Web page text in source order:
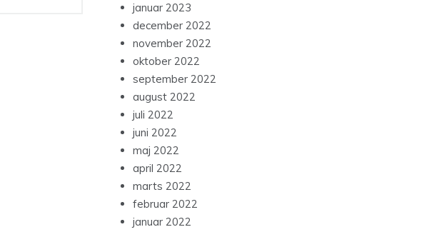
januar 2023
december 2022
november 2022
oktober 2022
september 2022
august 2022
juli 2022
juni 2022
maj 2022
april 2022
marts 2022
februar 2022
januar 2022